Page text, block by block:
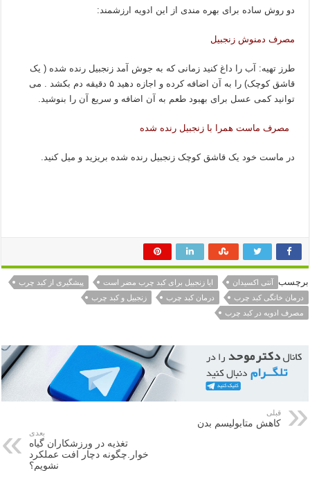
دو روش ساده برای بهره مندی از این ادویه ارزشمند:
مصرف دمنوش زنجبیل
طرز تهیه: آب را داغ کنید زمانی که به جوش آمد زنجبیل رنده شده ( یک
قاشق کوچک) را به آن اضافه کرده و اجازه دهید ۵ دقیقه دم بکشد . می
توانید کمی عسل برای بهبود طعم به آن اضافه و سریع آن را بنوشید.
مصرف ماست همرا با زنجبیل رنده شده
در ماست خود یک قاشق کوچک زنجبیل رنده شده بریزید و میل کنید.
برچسب آنتی اکسیدان ایا زنجبیل برای کبد چرب مضر است
پیشگیری از کبد چرب
درمان خانگی کبد چرب
درمان کبد چرب
زنجبیل و کبد چرب
مصرف ادویه در کبد چرب
قبلی
کاهش متابولیسم بدن
بعدی
تغذیه در ورزشکاران گیاه
خوار.چگونه دچار افت عملکرد
نشویم؟